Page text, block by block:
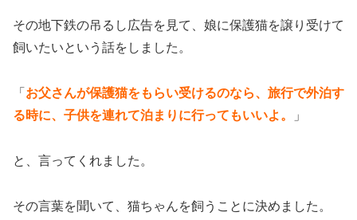
その地下鉄の吊るし広告を見て、娘に保護猫を譲り受けて
飼いたいという話をしました。
「 お父さんが保護猫をもらい受けるのなら、旅行で外泊す
る時に、子供を連れて泊まりに行ってもいいよ。
」
と、言ってくれました。
その言葉を聞いて、猫ちゃんを飼うことに決めました。